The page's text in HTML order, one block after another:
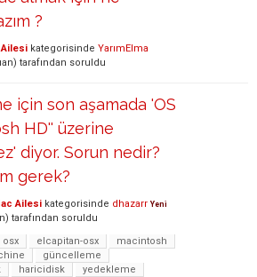
?
kategorisinde YarımElma
tarafından soruldu
için son aşamada 'OS
HD'' üzerine
diyor. Sorun nedir?
gerek?
Ailesi kategorisinde dhazarr Yeni
tarafından soruldu
osx elcapitan-osx
macintosh
güncelleme
haricidisk yedekleme